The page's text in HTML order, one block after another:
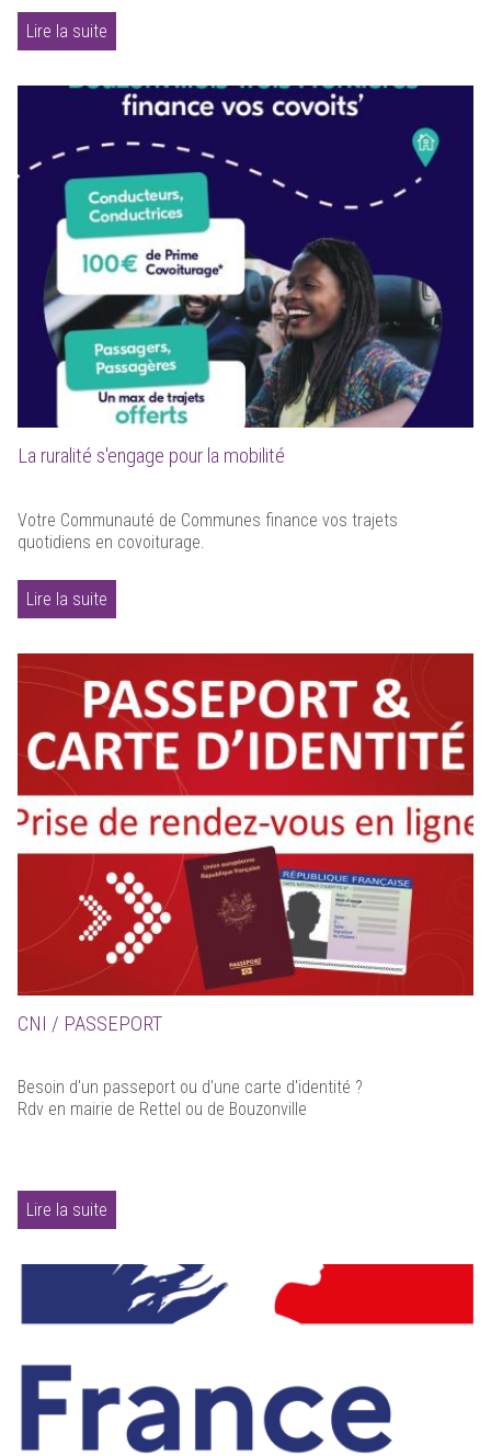
Lire la suite
La ruralité s'engage pour la mobilité
Votre Communauté de Communes finance vos trajets
quotidiens en covoiturage.
Lire la suite
CNI / PASSEPORT
Besoin d'un passeport ou d'une carte d'identité ?
Rdv en mairie de Rettel ou de Bouzonville
Lire la suite